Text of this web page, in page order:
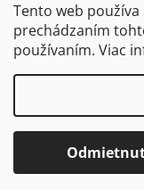
Tento web
prechádzaním
používaním. Viac
Copyright 2026